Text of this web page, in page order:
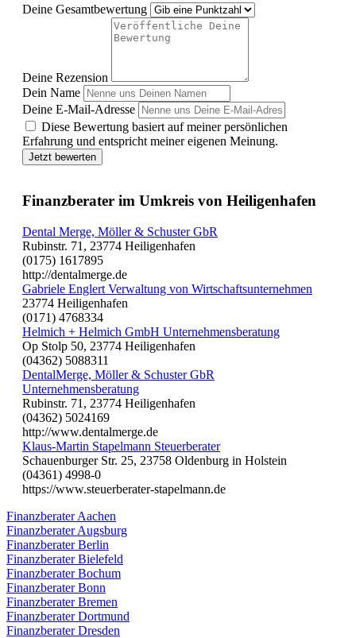
Deine Gesamtbewertung
Deine Rezension
Dein Name
Deine E-Mail-Adresse
Diese Bewertung basiert auf meiner persönlichen
Erfahrung und entspricht meiner eigenen Meinung.
Jetzt bewerten
Finanzberater im Umkreis von Heiligenhafen
Dental Merge, Möller & Schuster GbR
Rubinstr. 71, 23774 Heiligenhafen
(0175) 1617895
http://dentalmerge.de
Gabriele Englert Verwaltung von Wirtschaftsunternehmen
23774 Heiligenhafen
(0171) 4768334
Helmich + Helmich GmbH Unternehmensberatung
Op Stolp 50, 23774 Heiligenhafen
(04362) 5088311
DentalMerge, Möller & Schuster GbR
Unternehmensberatung
Rubinstr. 71, 23774 Heiligenhafen
(04362) 5024169
http://www.dentalmerge.de
Klaus-Martin Stapelmann Steuerberater
Schauenburger Str. 25, 23758 Oldenburg in Holstein
(04361) 4998-0
https://www.steuerberater-stapelmann.de
Finanzberater Aachen
Finanzberater Augsburg
Finanzberater Berlin
Finanzberater Bielefeld
Finanzberater Bochum
Finanzberater Bonn
Finanzberater Bremen
Finanzberater Dortmund
Finanzberater Dresden